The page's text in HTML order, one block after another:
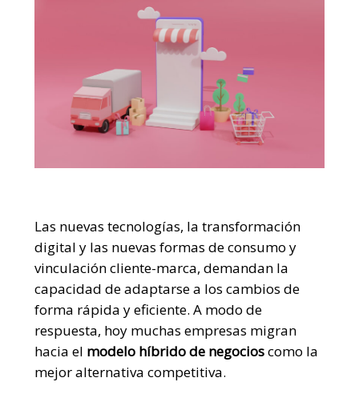
Las nuevas tecnologías, la transformación
digital y las nuevas formas de consumo y
vinculación cliente-marca, demandan la
capacidad de adaptarse a los cambios de
forma rápida y eficiente. A modo de
respuesta, hoy muchas empresas migran
hacia el modelohíbrido de negocioscomo la
mejor alternativa competitiva.